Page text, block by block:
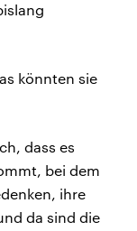
könnten sie
dass es
bei dem
ihre
da sind die